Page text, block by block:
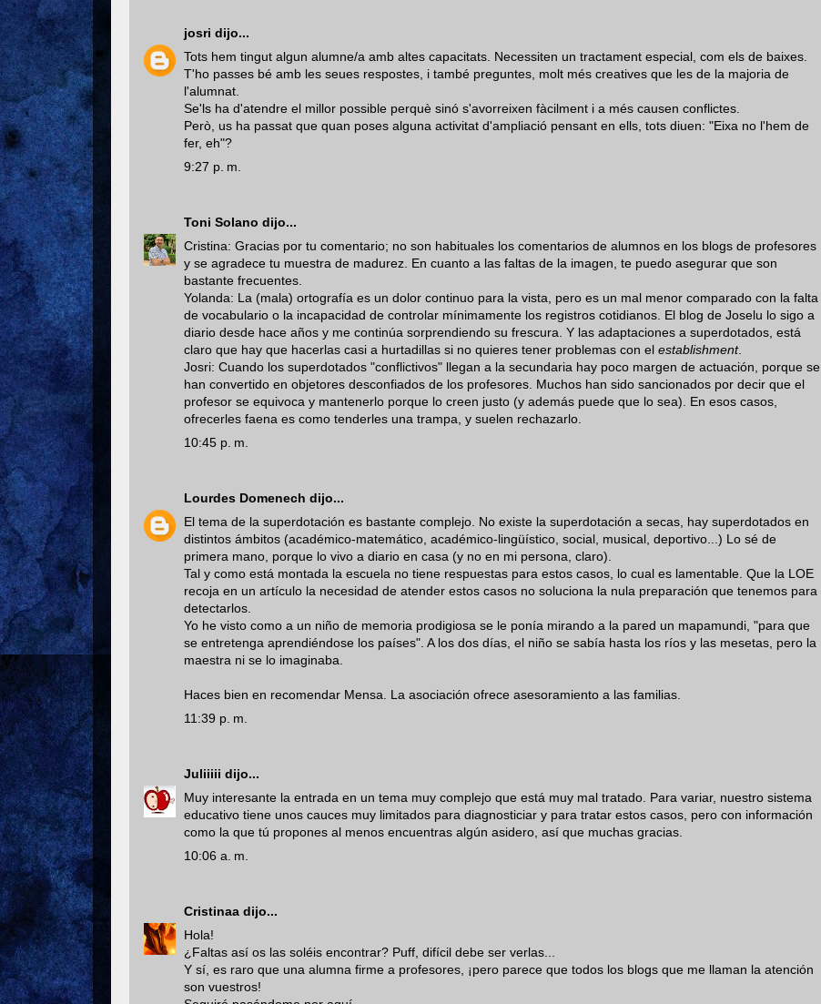
josri dijo...
Tots hem tingut algun alumne/a amb altes capacitats. Necessiten un tractament especial, com els de baixes.
T'ho passes bé amb les seues respostes, i també preguntes, molt més creatives que les de la majoria de
l'alumnat.
Se'ls ha d'atendre el millor possible perquè sinó s'avorreixen fàcilment i a més causen conflictes.
Però, us ha passat que quan poses alguna activitat d'ampliació pensant en ells, tots diuen: "Eixa no l'hem de
fer, eh"?
9:27 p. m.
Toni Solano dijo...
Cristina: Gracias por tu comentario; no son habituales los comentarios de alumnos en los blogs de profesores
y se agradece tu muestra de madurez. En cuanto a las faltas de la imagen, te puedo asegurar que son
bastante frecuentes.
Yolanda: La (mala) ortografía es un dolor continuo para la vista, pero es un mal menor comparado con la falta
de vocabulario o la incapacidad de controlar mínimamente los registros cotidianos. El blog de Joselu lo sigo a
diario desde hace años y me continúa sorprendiendo su frescura. Y las adaptaciones a superdotados, está
claro que hay que hacerlas casi a hurtadillas si no quieres tener problemas con el establishment.
Josri: Cuando los superdotados "conflictivos" llegan a la secundaria hay poco margen de actuación, porque se
han convertido en objetores desconfiados de los profesores. Muchos han sido sancionados por decir que el
profesor se equivoca y mantenerlo porque lo creen justo (y además puede que lo sea). En esos casos,
ofrecerles faena es como tenderles una trampa, y suelen rechazarlo.
10:45 p. m.
Lourdes Domenech dijo...
El tema de la superdotación es bastante complejo. No existe la superdotación a secas, hay superdotados en
distintos ámbitos (académico-matemático, académico-lingüístico, social, musical, deportivo...) Lo sé de
primera mano, porque lo vivo a diario en casa (y no en mi persona, claro).
Tal y como está montada la escuela no tiene respuestas para estos casos, lo cual es lamentable. Que la LOE
recoja en un artículo la necesidad de atender estos casos no soluciona la nula preparación que tenemos para
detectarlos.
Yo he visto como a un niño de memoria prodigiosa se le ponía mirando a la pared un mapamundi, "para que
se entretenga aprendiéndose los países". A los dos días, el niño se sabía hasta los ríos y las mesetas, pero la
maestra ni se lo imaginaba.
Haces bien en recomendar Mensa. La asociación ofrece asesoramiento a las familias.
11:39 p. m.
Juliiiii dijo...
Muy interesante la entrada en un tema muy complejo que está muy mal tratado. Para variar, nuestro sistema
educativo tiene unos cauces muy limitados para diagnosticiar y para tratar estos casos, pero con información
como la que tú propones al menos encuentras algún asidero, así que muchas gracias.
10:06 a. m.
Cristinaa dijo...
Hola!
¿Faltas así os las soléis encontrar? Puff, difícil debe ser verlas...
Y sí, es raro que una alumna firme a profesores, ¡pero parece que todos los blogs que me llaman la atención
son vuestros!